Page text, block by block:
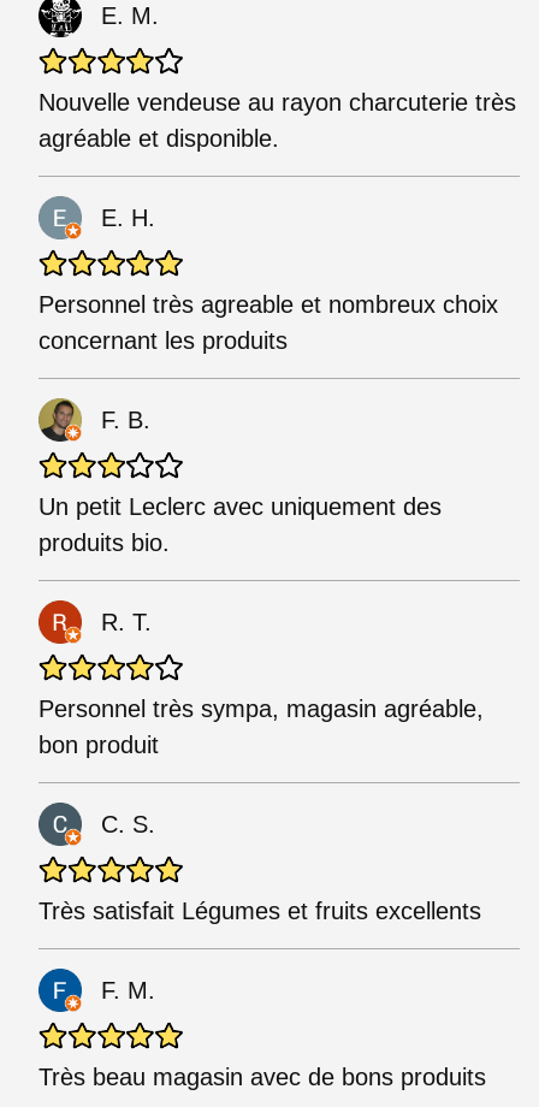
E. M.
Nouvelle vendeuse au rayon charcuterie très
agréable et disponible.
E. H.
Personnel très agreable et nombreux choix
concernant les produits
F. B.
Un petit Leclerc avec uniquement des
produits bio.
R. T.
Personnel très sympa, magasin agréable,
bon produit
C. S.
Très satisfait Légumes et fruits excellents
F. M.
Très beau magasin avec de bons produits